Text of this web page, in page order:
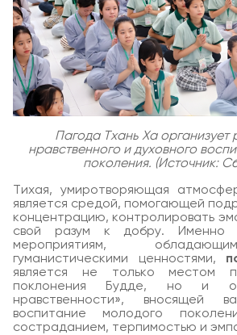
Пагода Тхань Ха организует
нравственного и духовного
поколения. (Источник:
Тихая, умиротворяющая
является средой, помогающей
концентрацию, контролировать
свой разум к добру. Именно
мероприятиям,
гуманистическими ценностями,
является не только местом
поклонения Будде, но и
нравственности», вносящей
воспитание молодого
состраданием, терпимостью и